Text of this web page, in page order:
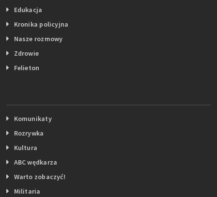
Edukacja
Kronika policyjna
Nasze rozmowy
Zdrowie
Felieton
Komunikaty
Rozrywka
Kultura
ABC wędkarza
Warto zobaczyć!
Militaria